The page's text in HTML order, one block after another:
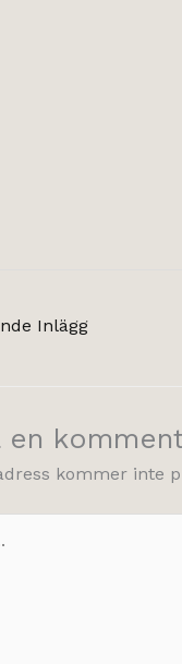
Inlägg
en
kommer inte